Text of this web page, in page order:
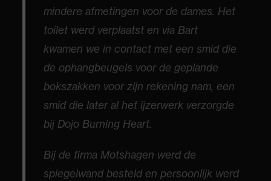
mindere afmetingen voor de dames. Het
toilet werd verplaatst en via Bart
kwamen we in contact met een smid die
de ophangbeugels voor de geplande
bokszakken voor zijn rekening nam, een
smid die later al het ijzerwerk verzorgde
bij Dojo Burning Heart.
Bij de firma Motshagen werd de
spiegelwand besteld en persoonlijk werd